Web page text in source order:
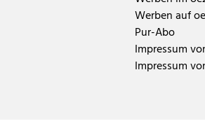
Werben auf
Pur-Abo
Impressum
Impressum